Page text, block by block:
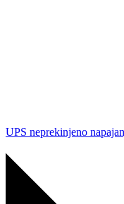
UPS neprekinjeno